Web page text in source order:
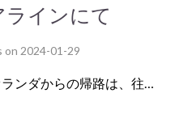
インにて
on 2024-01-29
ンダからの帰路は、往…